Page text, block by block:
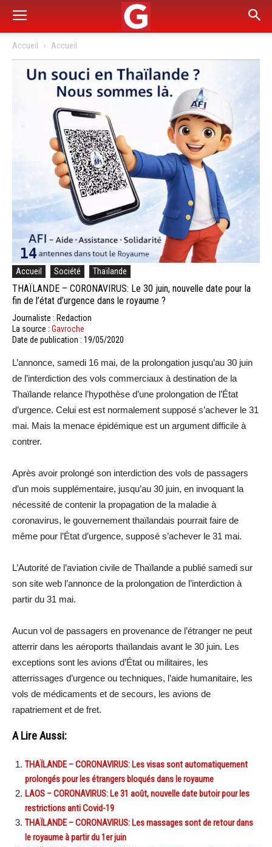
Accueil Accueil
Accueil Société Thaïlande
THAÏLANDE – CORONAVIRUS: Le 30 juin, nouvelle date pour la
fin de l’état d’urgence dans le royaume ?
Journaliste : Redaction
La source : Gavroche
Date de publication : 19/05/2020
L’annonce, samedi 16 mai, de la prolongation jusqu’au 30 juin
de l’interdiction des vols commerciaux à destination de la
Thaïlande relance l’hypothèse d’une prolongation de l’État
d’urgence. Celui est est normalement supposé s’achever le 31
mai. Mais la menace épidémique est un argument difficile à
contrer.
Après avoir prolongé son interdiction des vols de passagers
d’un mois supplémentaire, jusqu’au 30 juin, en invoquant la
nécessité de contenir la propagation de la maladie à
coronavirus, le gouvernement thaïlandais pourrait faire de
même pour l’État d’urgence, supposé s’achever le 31 mai.
L’Autorité de l’aviation civile de Thaïlande a publié samedi sur
son site web l’annonce de la prolongation de l’interdiction à
partir du 31 mai.
Aucun vol de passagers en provenance de l’étranger ne peut
atterrir dans les aéroports thaïlandais avant le 30 juin. Les
exceptions sont les avions d’État ou militaires, les
atterrissages d’urgence ou techniques, l’aide humanitaire, les
vols de médicaments et de secours, les avions de
rapatriement et de fret.
A Lire Aussi:
THAÏLANDE – CORONAVIRUS: Les visas sont automatiquement
prolongés pour les étrangers bloqués dans le royaume
LAOS – CORONAVIRUS: Le 31 août, nouvelle date butoir pour les
restrictions anti Covid-19
THAÏLANDE – CORONAVIRUS: Les massages sont de retour dans
le royaume à partir du 1er juin